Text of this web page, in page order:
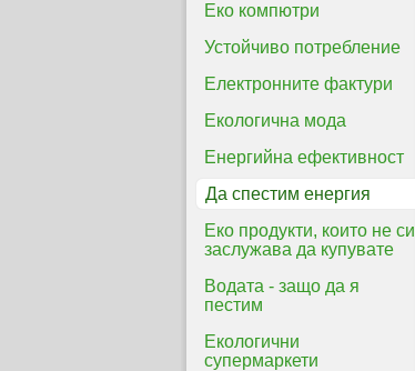
Еко компютри
Устойчиво потребление
Електронните фактури
Екологична мода
Енергийна ефективност
Да спестим енергия
Еко продукти, които не си
заслужава да купувате
Водата - защо да я
пестим
Екологични
супермаркети